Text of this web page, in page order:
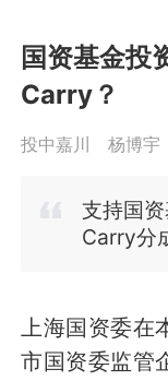
国资基金投
Carry？
投中嘉川 杨博宇
支持国
Carry分
上海国资委
市国资委监管